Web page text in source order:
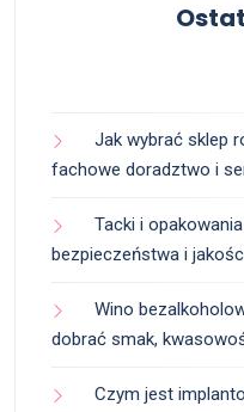
Jak wybrać sklep
fachowe doradztwo i
Tacki i
bezpieczeństwa i
Wino
dobrać smak,
Czym jest